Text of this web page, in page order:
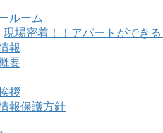
ルーム
現場密着！！アパートができ
報
要
拶
報保護方針